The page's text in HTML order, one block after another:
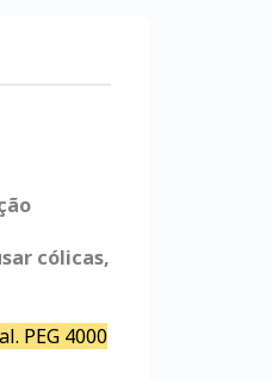
cólicas,
PEG 4000